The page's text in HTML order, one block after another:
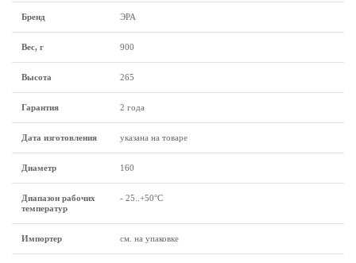
Бренд ЭРА
Вес, г 900
Высота 265
Гарантия 2 года
Дата изготовления указана на товаре
Диаметр 160
Диапазон рабочих
температур
- 25..+50°C
Импортер см. на упаковке